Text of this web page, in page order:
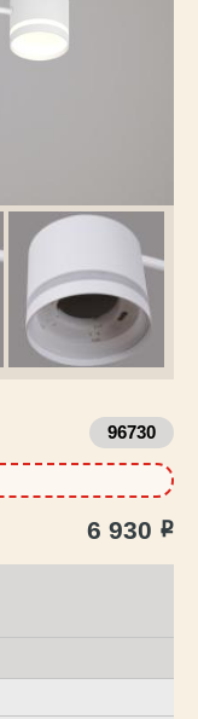
96730
6 930 Р